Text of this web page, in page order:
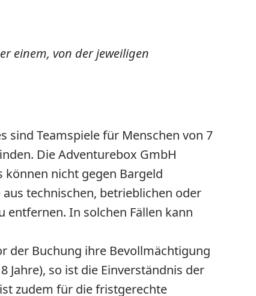
einem, von der jeweiligen
sind Teamspiele für Menschen von 7
Die Adventurebox GmbH
können nicht gegen Bargeld
technischen, betrieblichen oder
entfernen. In solchen Fällen kann
der Buchung ihre Bevollmächtigung
so ist die Einverständnis der
zudem für die fristgerechte